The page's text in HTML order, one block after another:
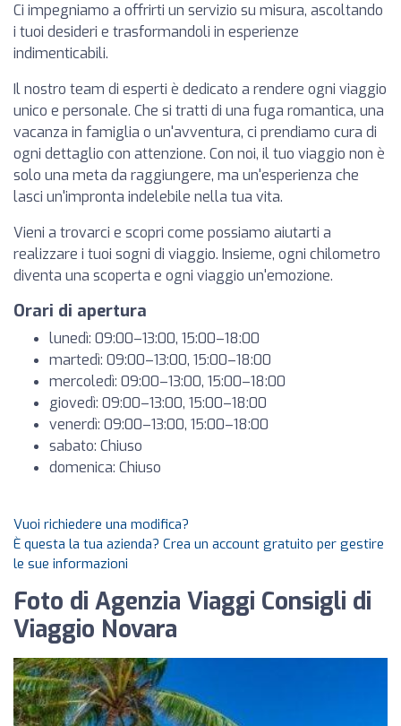
Ci impegniamo a offrirti un servizio su misura, ascoltando
i tuoi desideri e trasformandoli in esperienze
indimenticabili.
Il nostro team di esperti è dedicato a rendere ogni viaggio
unico e personale. Che si tratti di una fuga romantica, una
vacanza in famiglia o un'avventura, ci prendiamo cura di
ogni dettaglio con attenzione. Con noi, il tuo viaggio non è
solo una meta da raggiungere, ma un'esperienza che
lasci un'impronta indelebile nella tua vita.
Vieni a trovarci e scopri come possiamo aiutarti a
realizzare i tuoi sogni di viaggio. Insieme, ogni chilometro
diventa una scoperta e ogni viaggio un'emozione.
Orari di apertura
lunedì: 09:00–13:00, 15:00–18:00
martedì: 09:00–13:00, 15:00–18:00
mercoledì: 09:00–13:00, 15:00–18:00
giovedì: 09:00–13:00, 15:00–18:00
venerdì: 09:00–13:00, 15:00–18:00
sabato: Chiuso
domenica: Chiuso
Vuoi richiedere una modifica?
È questa la tua azienda? Crea un account gratuito per gestire
le sue informazioni
Foto di Agenzia Viaggi Consigli di
Viaggio Novara